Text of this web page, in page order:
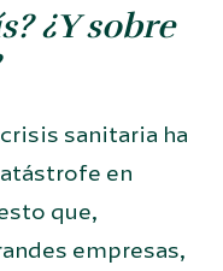
¿Y sobre
sanitaria ha
en
que,
empresas,